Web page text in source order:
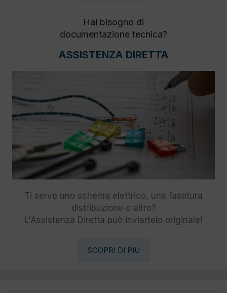
Hai bisogno di
documentazione tecnica?
ASSISTENZA DIRETTA
Ti serve uno schema elettrico, una fasatura
distribuzione o altro?
L'Assistenza Diretta può inviartelo originale!
SCOPRI DI PIÙ